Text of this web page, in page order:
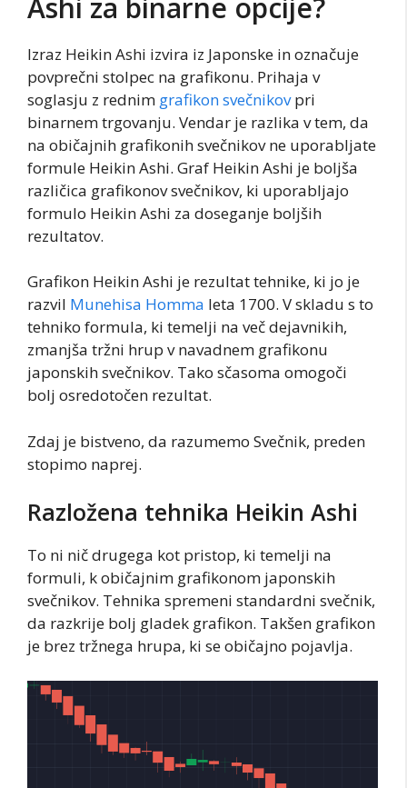
Izraz Heikin Ashi izvira iz Japonske in označuje
povprečni stolpec na grafikonu. Prihaja v
soglasju z rednim grafikon svečnikovpri
binarnem trgovanju. Vendar je razlika v tem, da
na običajnih grafikonih svečnikov ne uporabljate
formule Heikin Ashi. Graf Heikin Ashi je boljša
različica grafikonov svečnikov, ki uporabljajo
formulo Heikin Ashi za doseganje boljših
rezultatov.
Grafikon Heikin Ashi je rezultat tehnike, ki jo je
razvil Munehisa Homma leta 1700. V skladu s to
tehniko formula, ki temelji na več dejavnikih,
zmanjša tržni hrup v navadnem grafikonu
japonskih svečnikov. Tako sčasoma omogoči
bolj osredotočen rezultat.
Zdaj je bistveno, da razumemo Svečnik, preden
stopimo naprej.
Razložena tehnika Heikin Ashi
To ni nič drugega kot pristop, ki temelji na
formuli, k običajnim grafikonom japonskih
svečnikov. Tehnika spremeni standardni svečnik,
da razkrije bolj gladek grafikon. Takšen grafikon
je brez tržnega hrupa, ki se običajno pojavlja.